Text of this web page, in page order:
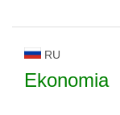
RU
Ekonomia